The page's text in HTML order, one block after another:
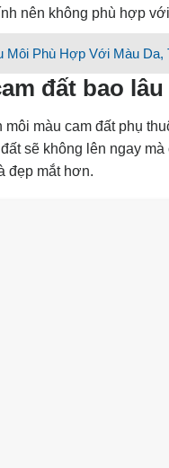
nên không phù hợp
Môi Phù Hợp Với Màu Da,
đất bao
màu cam đất phụ
sẽ không lên ngay
đẹp mắt hơn.